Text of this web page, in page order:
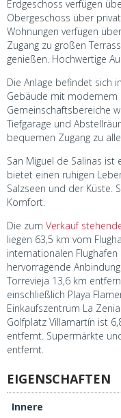
Erdgeschoss verfügen
Obergeschoss über
Wohnungen verfügen
Zugang zu großen
genießen. Hochwertige
Die Anlage befindet sich
Gebäude mit modernem
Gemeinschaftsbereiche
Tiefgarage und
bequemen Zugang zu
San Miguel de Salinas
bietet einen ruhigen
Salzseen und der Küste.
Komfort.
Die zum Verkauf
liegen 63,5 km vom
internationalen
hervorragende
Torrevieja 13,6 km
einschließlich Playa
Einkaufszentrum La
Golfplatz Villamartín ist
entfernt. Supermärkte
entfernt.
EIGENSCHAFTEN
Innere